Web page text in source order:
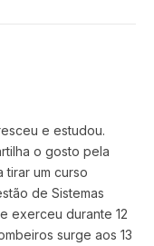
e estudou.
o gosto pela
tirar um curso
de Sistemas
exerceu durante 12
surge aos 13